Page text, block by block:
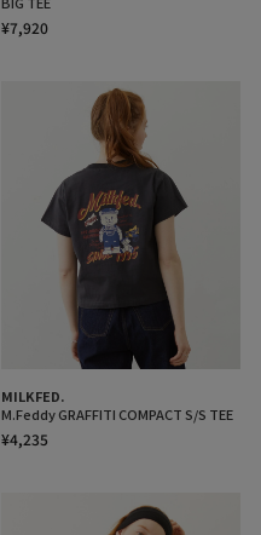
¥7,920
MILKFED.
M.Feddy GRAFFITI COMPACT S/S TEE
¥4,235